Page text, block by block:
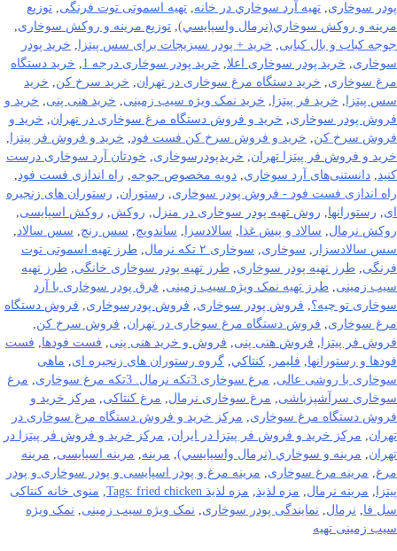
پودر سوخاری, تهيه آرد سوخاري در خانه, تهیه اسموتی توت فرنگی, توزيع
مرينه و روکش سوخاري(نرمال واسپايسي), توزیع مرینه و روکش سوخاری,
جوجه کباب و بال کبابی, خرید + پودر سبزیجات برای سس پیتزا , خرید پودر
سوخاری, خرید پودر سوخاری اعلا, خرید پودر سوخاری درجه 1 , خرید دستگاه
مرغ سوخاری, خرید دستگاه مرغ سوخاری در تهران, خرید سرخ کن, خرید
سس پیتزا , خرید فر پیتزا , خرید نمک ویژه سیب زمینی, خرید هنی پنی, خرید و
فروش پودر سوخاری, خرید و فروش دستگاه مرغ سوخاری در تهران, خرید و
فروش سرخ کن, خرید و فروش سرخ کن فست فود, خرید و فروش فر پیتزا ,
خرید و فروش فر پیتزا تهران, خریدپودرسوخاری, خودتان آرد سوخاری درست
کنید, دانستنی‌های آرد سوخاری, دویه مخصوص جوجه, راه اندازی فست فود,
راه اندازی فست فود - فروش پودر سوخاری, رستوران, رستوران های زنجیره
ای, رستورانها, روش تهیه پودر سوخاری در منزل, روکش, روکش اسپایسی,
روکش نرمال, سالاد و پیش غذا , سالادسزا , ساندویچ, سس رنچ, سس سالاد,
سس سالادسزار , سوخاری, سوخاری ۲ تکه نرمال , طرز تهیه اسموتی توت
فرنگی, طرز تهیه پودر سوخاری, طرز تهیه پودر سوخاری خانگی, طرز تهیه
سیب زمینی, طرز تهیه نمک ویژه سیب زمینی, فرق پودر سوخاری با آرد
سوخاری تو چیه؟, فروش پودر سوخاری, فروش پودرسوخاری, فروش دستگاه
مرغ سوخاری, فروش دستگاه مرغ سوخاری در تهران, فروش سرخ کن,
فروش فر پیتزا , فروش هنی پنی, فروش و خرید هنی پنی, فست فودها, فست
فودها و رستورانها, فلیمر , كنتاكي, گروه رستوران های زنجیره ای, ماهی
سوخاری با روشی عالی, مرغ سوخاری 3تکه نرمال. 3تکه مرغ سوخاری , مرغ
سوخاری سرآشپزباشی, مرغ سوخاری نرمال, مرغ کنتاکی, مرکز خرید و
فروش دستگاه مرغ سوخاری, مرکز خرید و فروش دستگاه مرغ سوخاری در
تهران, مرکز خرید و فروش فر پیتزا در ایران, مرکز خرید و فروش فر پیتزا در
تهران, مرينه و سوخاري (نرمال واسپايسي), مرینه, مرینه اسپایسی, مرینه
مرغ, مرینه مرغ سوخاری, مرینه مرغ و پودر اسپایسی و پودر سوخاری و پودر
پیتزا , مرینه نرمال, مزه لذیذ, مزه لذیذ Tags: fried chicken , منوی خانه کنتاکی
سل فا, نرمال, نمایندگی پودر سوخاری, نمک ویژه سیب زمینی, نمک ویژه
سیب زمینی تهیه